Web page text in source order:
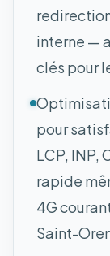
interne —
clés pour
pour
LCP, INP,
rapide
4G
Saint-